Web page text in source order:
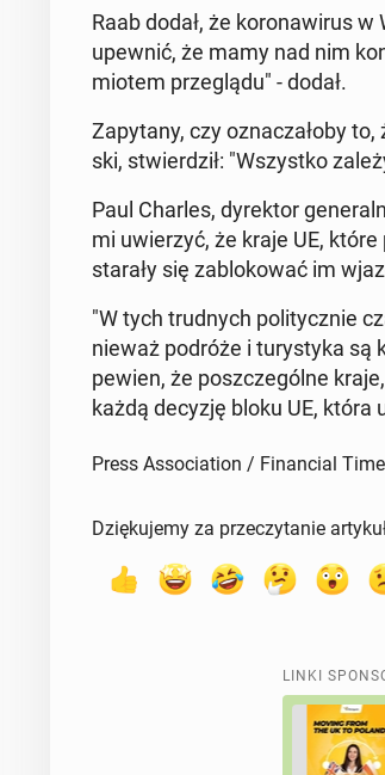
Raab dodał, że ko­ro­na­wi­rus
upewnić, że mamy nad nim
mio­tem prze­glą­du" - dodał.
Za­py­ta­ny, czy ozna­cza­ło­by
ski, stwier­dził: "Wszyst­ko
Paul Charles, dy­rek­tor
mi uwie­rzyć, że kraje UE,
starały się za­blo­ko­wać im
"W tych trud­nych po­li­tycz­nie
nie­waż podróże i tu­ry­sty­ka są
pewien, że po­szcze­gól­ne
każdą decyzję bloku UE,
Press Association / Financial
Dziękujemy za przeczytanie
LINKI